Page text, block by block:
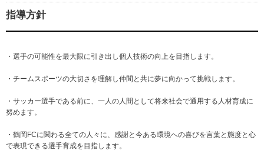
指導方針
・選手の可能性を最大限に引き出し個人技術の向上を目指します。
・チームスポーツの大切さを理解し仲間と共に夢に向かって挑戦します。
・サッカー選手である前に、一人の人間として将来社会で通用する人材育成に
努めます。
・鶴岡FCに関わる全ての人々に、感謝と今ある環境への喜びを言葉と態度と心
で表現できる選手育成を目指します。